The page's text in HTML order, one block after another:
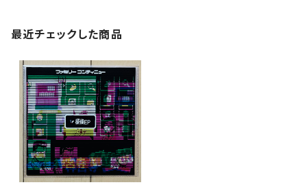
最近チェックした商品